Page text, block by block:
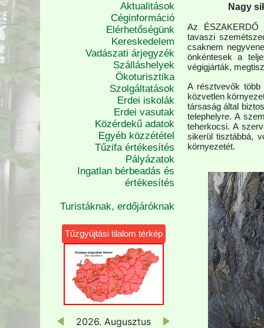
Aktualitások
Céginformáció
Elérhetőségünk
Kereskedelem
Vadászati árjegyzék
Szálláshelyek
Ökoturisztika
Szolgáltatások
Erdei iskolák
Erdei vasutak
Közérdekű adatok
Egyéb közzététel
Tűzifa értékesítés
Pályázatok
Ingatlan bérbeadás és
értékesítés
Turistáknak, erdőjáróknak
Tűzgyújtási tilalom térkép
2026. Augusztus
Nagy
Az ÉSZAKERDŐ
tavaszi
csaknem
önkéntesek a
végigjárták,
A résztvevők
közvetlen
társaság által
telephelyre. A
teherkocsi. A
sikerül tisztábbá,
környezetét.